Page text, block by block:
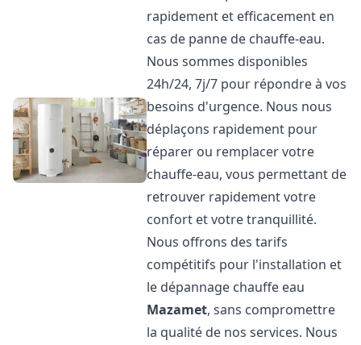
rapidement et efficacement en
cas de panne de chauffe-eau.
Nous sommes disponibles
24h/24, 7j/7 pour répondre à vos
besoins d'urgence. Nous nous
déplaçons rapidement pour
réparer ou remplacer votre
chauffe-eau, vous permettant de
retrouver rapidement votre
confort et votre tranquillité.
Nous offrons des tarifs
compétitifs pour l'installation et
le dépannage chauffe eau
Mazamet, sans compromettre
la qualité de nos services. Nous